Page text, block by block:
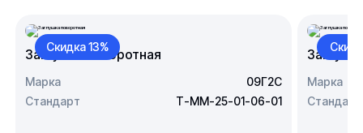
Скидка 13%
Заглушка поворотная
Марка
09Г2С
Стандарт
Т-ММ-25-01-06-01
Марка
Стандарт